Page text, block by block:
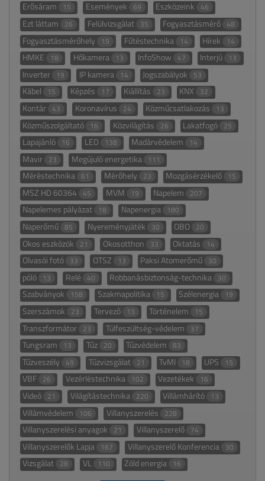
Erősáram 15 Események 69 Eszközeink 46
Ezt láttam 26 Felülvizsgálat 35 Fogyasztásmérő 48
Fogyasztásmérőhely 19 Fűtéstechnika 14 Hírek 14
HMKE 18 Hőkamera 13 InfoShow 47 Interjú 13
Inverter 19 IP kamera 14 Jogszabályok 53
Kábel 15 Képzés 17 Kiállítás 23 KNX 32
Kontár 43 Koronavírus 24 Közműcsatlakozás 13
Közműszolgáltató 16 Közvilágítás 26 Lakatfogó 25
Lapajánló 16 LED 138 Madárvédelem 14
Mavir 23 Megújuló energetika 111
Méréstechnika 61 Mérőhely 23 Mozgásérzékelő 15
MSZ HD 60364 45 MVM 19 Napelem 207
Napelemes pályázat 18 Napenergia 180
Naperőmű 85 Nyereményjáték 30 OBO 20
Okos eszközök 21 Okosotthon 33 Oktatás 14
Olvasói fotó 33 OTSZ 13 Paksi Atomerőmű 30
póló 13 Relé 40 Robbanásbiztonság-technika 30
Szabványok 158 Szakmapolitika 15 Szélenergia 19
Szerszámok 23 Tervező 13 Történelem 15
Transzformátor 23 Túlfeszültség-védelem 37
Tungsram 13 Tűz 20 Tűzvédelem 83
Tűzveszély 49 Tűzvizsgálat 21 TvMI 18 UPS 15
VBF 26 Vezérléstechnika 102 Vezetékek 16
Videó 21 Világítástechnika 220 Villámhárító 13
Villámvédelem 106 Villanyszerelés 228
Villanyszerelési anyagok 21 Villanyszerelő 74
Villanyszerelők Lapja 167 Villanyszerelő Konferencia 30
Vizsgálat 28 VL 110 Zöld energia 16